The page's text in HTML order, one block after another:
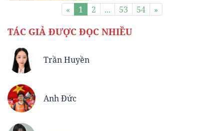
« 1 2 ... 53 54 »
TÁC GIẢ ĐƯỢC ĐỌC NHIỀU
Trần Huyền
Anh Đức